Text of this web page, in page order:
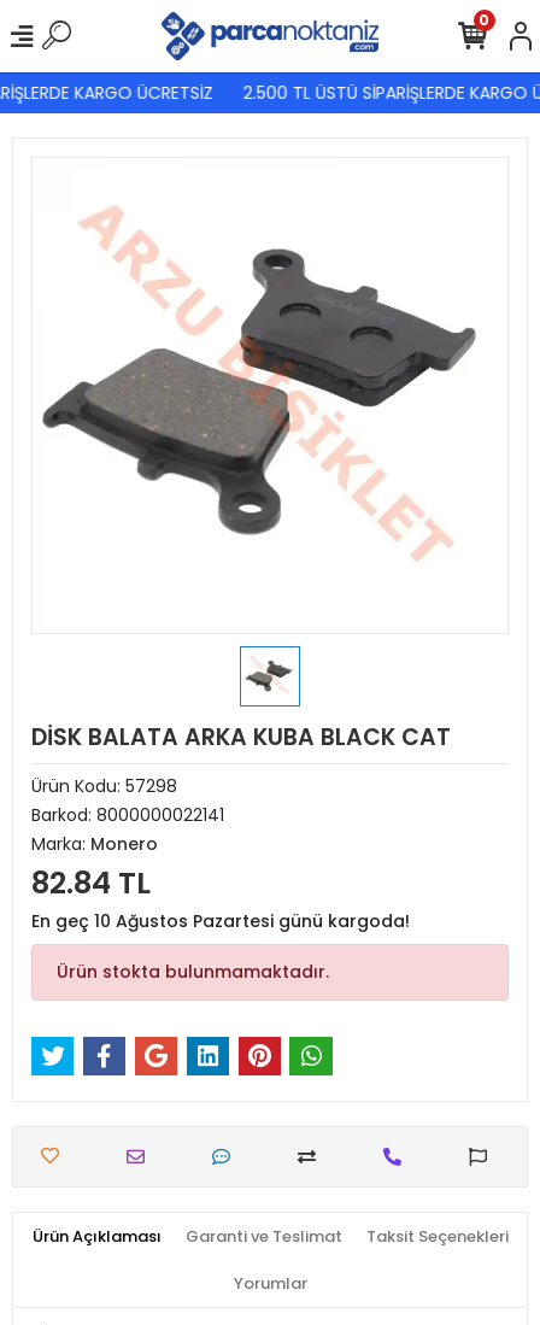
KARGO ÜCRETSİZ 2.500 TL ÜSTÜ SİPARİŞLERDE KARGO
0
DİSK BALATA ARKA KUBA BLACK CAT
Ürün Kodu: 57298
Barkod: 8000000022141
Marka: Monero
82.84 TL
En geç 10 Ağustos Pazartesi günü kargoda!
Ürün stokta bulunmamaktadır.
Ürün Açıklaması Garanti ve Teslimat Taksit Seçenekleri
Yorumlar